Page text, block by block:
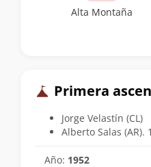
Alta Montaña
Primera
Jorge Velastín (CL)
Alberto Salas (AR).
Año: 1952